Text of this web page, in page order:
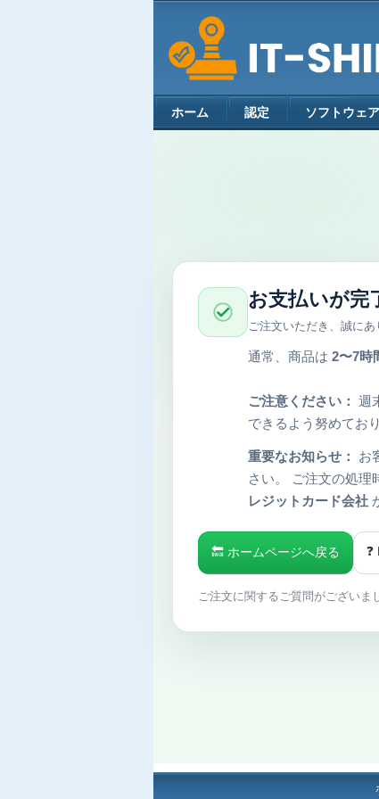
ホーム 認定 ソフトウェア
お支払いが完
ご注文いただき、誠にあ
通常、商品は 2〜7時
ご注意ください： 週
できるよう努めてお
重要なお知らせ： お
さい。 ご注文の処理
レジットカード会社
🔙 ホームページへ戻る
ご注文に関するご質問がございま